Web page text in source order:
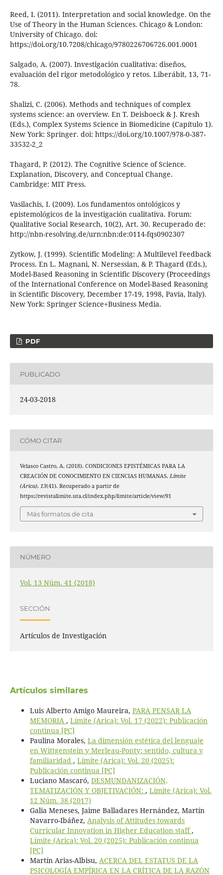
Reed, I. (2011). Interpretation and social knowledge. On the
Use of Theory in the Human Sciences. Chicago & London:
University of Chicago. doi:
https://doi.org/10.7208/chicago/9780226706726.001.0001
Salgado, A. (2007). Investigación cualitativa: diseños,
evaluación del rigor metodológico y retos. Liberábit, 13, 71-
78.
Shalizi, C. (2006). Methods and techniques of complex
systems science: an overview. En T. Deisboeck & J. Kresh
(Eds.), Complex Systems Science in Biomedicine (Capítulo 1).
New York: Springer. doi: https://doi.org/10.1007/978-0-387-
33532-2_2
Thagard, P. (2012). The Cognitive Science of Science.
Explanation, Discovery, and Conceptual Change.
Cambridge: MIT Press.
Vasilachis, I. (2009). Los fundamentos ontológicos y
epistemológicos de la investigación cualitativa. Forum:
Qualitative Social Research, 10(2), Art. 30. Recuperado de:
http://nbn-resolving.de/urn:nbn:de:0114-fqs0902307
Zytkow, J. (1999). Scientific Modeling: A Multilevel Feedback
Process. En L. Magnani, N. Nersessian, & P. Thagard (Eds.),
Model-Based Reasoning in Scientific Discovery (Proceedings
of the International Conference on Model-Based Reasoning
in Scientific Discovery, December 17-19, 1998, Pavia, ltaly).
New York: Springer Science+Business Media.
PDF
PUBLICADO
24-03-2018
CÓMO CITAR
Velasco Castro, A. (2018). CONDICIONES EPISTÉMICAS PARA LA
CREACIÓN DE CONOCIMIENTO EN CIENCIAS HUMANAS. Límite
(Arica), 13(41). Recuperado a partir de
https://revistalimite.uta.cl/index.php/limite/article/view/91
Más formatos de cita
NÚMERO
Vol. 13 Núm. 41 (2018)
SECCIÓN
Artículos de Investigación
Artículos similares
Luis Alberto Amigo Maureira, PARA PENSAR LA
MEMORIA , Límite (Arica): Vol. 17 (2022): Publicación
continua [PC]
Paulina Morales, La dimensión estética del lenguaje
en Wittgenstein y Merleau-Ponty: sentido, cultura y
familiaridad , Límite (Arica): Vol. 20 (2025):
Publicación continua [PC]
Luciano Mascaró, DESMUNDANIZACIÓN,
TEMATIZACIÓN Y OBJETIVACIÓN: , Límite (Arica): Vol.
12 Núm. 38 (2017)
Galia Meneses, Jaime Balladares Hernández, Martín
Navarro-Ibáñez, Analysis of Attitudes towards
Curricular Innovation in Higher Education staff,
Límite (Arica): Vol. 20 (2025): Publicación continua
[PC]
Martín Arias-Albisu, ACERCA DEL ESTATUS DE LA
PSICOLOGÍA EMPÍRICA EN LA CRÍTICA DE LA RAZÓN